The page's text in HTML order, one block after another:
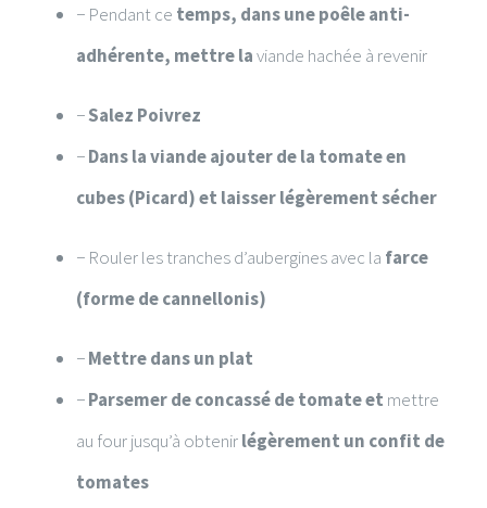
− Pendant ce temps, dans une poêle anti-
adhérente, mettre laviande hachée à revenir
−Salez Poivrez
−Dans la viande ajouter de la tomate en
cubes (Picard) et laisser légèrementsécher
− Rouler les tranches d’aubergines avec la farce
(forme de cannellonis)
−Mettre dans un plat
−Parsemer de concassé de tomate et mettre
au four jusqu’à obtenirlégèrement un confit de
tomates